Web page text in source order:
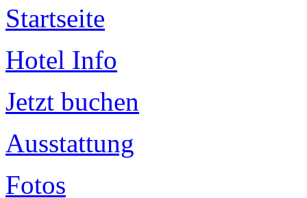
Startseite
Hotel Info
Jetzt buchen
Ausstattung
Fotos